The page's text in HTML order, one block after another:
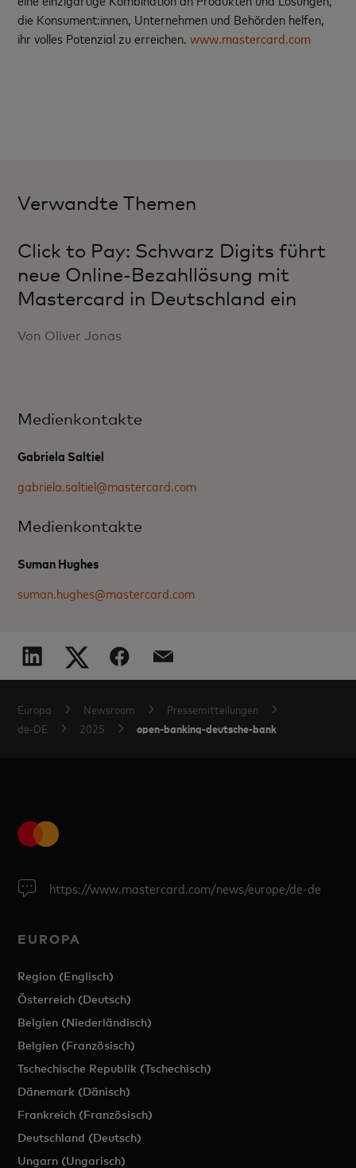
die Konsument:innen, Unternehmen und Behörden helfen,
ihr volles Potenzial zu erreichen.www.mastercard.com
Verwandte Themen
Click to Pay: Schwarz Digits führt
neue Online-Bezahllösung mit
Mastercard in Deutschland ein
Von Oliver Jonas
Medienkontakte
Gabriela Saltiel
gabriela.saltiel@mastercard.com
Medienkontakte
Suman Hughes
suman.hughes@mastercard.com
Europa Newsroom
Pressemitteilungen
de-DE
2025 open-banking-deutsche-bank
https://www.mastercard.com/news/europe/de-de
EUROPA
Region (Englisch)
Österreich (Deutsch)
Belgien (Niederländisch)
Belgien (Französisch)
Tschechische Republik (Tschechisch)
Dänemark (Dänisch)
Frankreich (Französisch)
Deutschland (Deutsch)
Ungarn (Ungarisch)